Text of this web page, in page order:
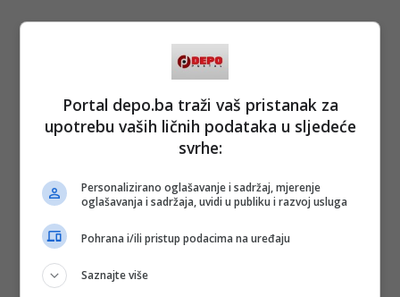
#ajb doc #sarajevo safari #filmovi
#smart
doc
#dokumentarac
Portal depo.ba traži vaš pristanak za
upotrebu vaših ličnih podataka u sljedeće
svrhe:
Personalizirano oglašavanje i sadržaj, mjerenje
oglašavanja i sadržaja, uvidi u publiku i razvoj usluga
Pohrana i/ili pristup podacima na uređaju
Saznajte više